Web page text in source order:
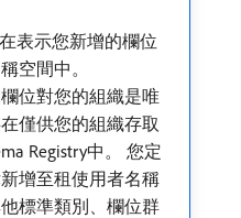
表示您新增的欄位
空間中。
位對您的組織是唯
僅供您的組織存取
Registry中。 您定
增至租使用者名稱
標準類別、欄位群